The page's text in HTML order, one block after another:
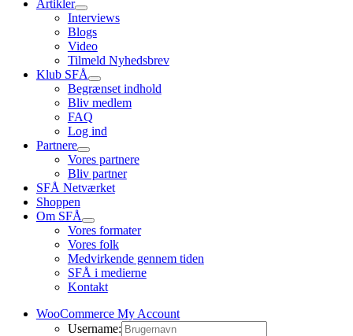
Artikler
Interviews
Blogs
Video
Tilmeld Nyhedsbrev
Klub SFÅ
Begrænset indhold
Bliv medlem
FAQ
Log ind
Partnere
Vores partnere
Bliv partner
SFÅ Netværket
Shoppen
Om SFÅ
Vores formater
Vores folk
Medvirkende gennem tiden
SFÅ i medierne
Kontakt
WooCommerce My Account
Username: